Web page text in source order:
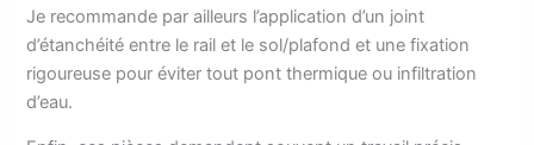
Je recommande par ailleurs l’application d’un joint
d’étanchéité entre le rail et le sol/plafond et une fixation
rigoureuse pour éviter tout pont thermique ou infiltration
d’eau.